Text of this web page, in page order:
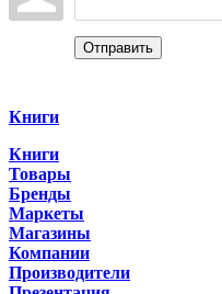
Отправить
Книги
Книги
Товары
Бренды
Маркеты
Магазины
Компании
Производители